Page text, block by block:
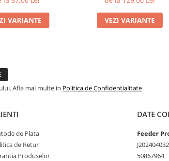
VARIANTE VEZI VARIANTE
Afla mai multe in Politica de Confidentialitate
de Plata
de Retur
Produselor
DATE
Feeder
50867964